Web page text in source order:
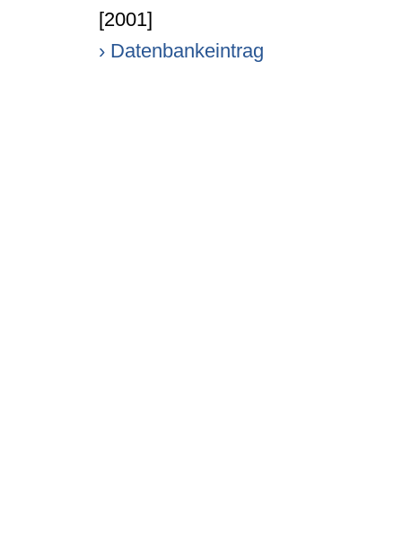
[2001]
› Datenbankeintrag